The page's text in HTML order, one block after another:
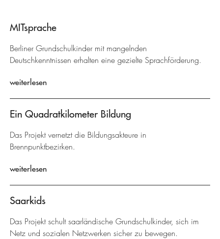
MITsprache
Berliner Grundschulkinder mit mangelnden
Deutschkenntnissen erhalten eine gezielte Sprachförderung.
weiterlesen
Ein Quadratkilometer Bildung
Das Projekt vernetzt die Bildungsakteure in
Brennpunktbezirken.
weiterlesen
Saarkids
Das Projekt schult saarländische Grundschulkinder, sich im
Netz und sozialen Netzwerken sicher zu bewegen.